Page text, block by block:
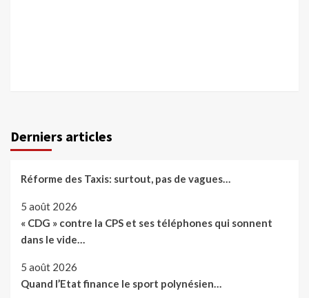
Derniers articles
Réforme des Taxis: surtout, pas de vagues…
5 août 2026
« CDG » contre la CPS et ses téléphones qui sonnent
dans le vide…
5 août 2026
Quand l’Etat finance le sport polynésien…